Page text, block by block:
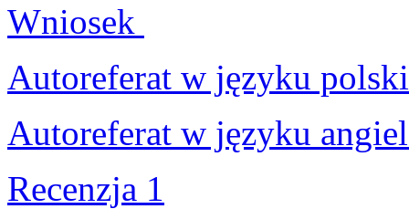
Wniosek
Autoreferat w języku
Autoreferat w języku
Recenzja 1